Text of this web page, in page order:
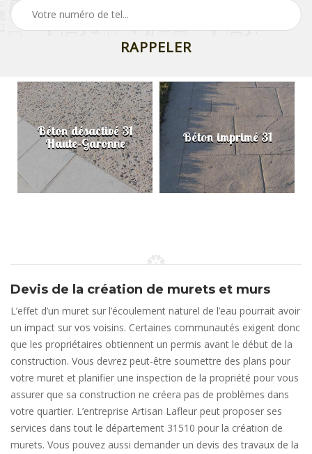
Béton désactivé 31
Haute-Garonne Béton imprimé 31
Devis de la création de murets et murs
L’effet d’un muret sur l’écoulement naturel de l’eau pourrait avoir
un impact sur vos voisins. Certaines communautés exigent donc
que les propriétaires obtiennent un permis avant le début de la
construction. Vous devrez peut-être soumettre des plans pour
votre muret et planifier une inspection de la propriété pour vous
assurer que sa construction ne créera pas de problèmes dans
votre quartier. L’entreprise Artisan Lafleur peut proposer ses
services dans tout le département 31510 pour la création de
murets. Vous pouvez aussi demander un devis des travaux de la